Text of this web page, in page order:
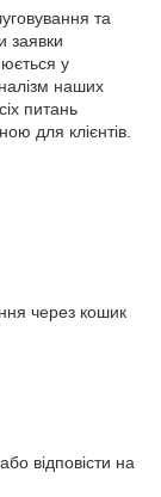
та
заявки
у
наших
питань
для клієнтів.
через кошик
відповісти на